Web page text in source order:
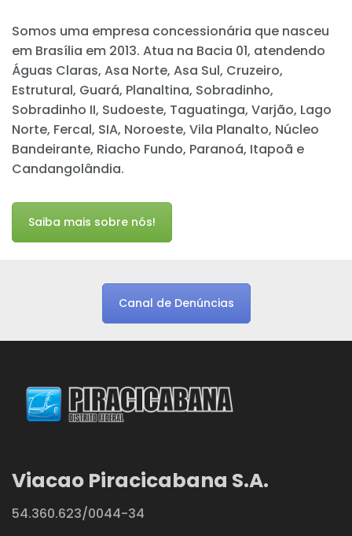
Somos uma empresa concessionária que nasceu
em Brasília em 2013. Atua na Bacia 01, atendendo
Águas Claras, Asa Norte, Asa Sul, Cruzeiro,
Estrutural, Guará, Planaltina, Sobradinho,
Sobradinho II, Sudoeste, Taguatinga, Varjão, Lago
Norte, Fercal, SIA, Noroeste, Vila Planalto, Núcleo
Bandeirante, Riacho Fundo, Paranoá, Itapoã e
Candangolândia.
Saiba mais sobre nós!
Canal de Denúncias
Viacao Piracicabana S.A.
54.360.623/0044-34